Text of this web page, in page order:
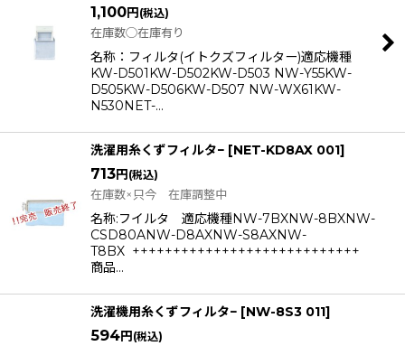
1,100円 (税込)
在庫数◯在庫有り
名称：フィルタ(イトクズフィルター)適応機種
KW-D501KW-D502KW-D503 NW-Y55KW-
D505KW-D506KW-D507 NW-WX61KW-
N530NET-…
洗濯用糸くずフィルタ− [NET-KD8AX 001]
713円 (税込)
在庫数×只今 在庫調整中
名称:フイルタ 適応機種NW-7BXNW-8BXNW-
CSD80ANW-D8AXNW-S8AXNW-
T8BX
商品…
洗濯機用糸くずフィルタ− [NW-8S3 011]
594円 (税込)